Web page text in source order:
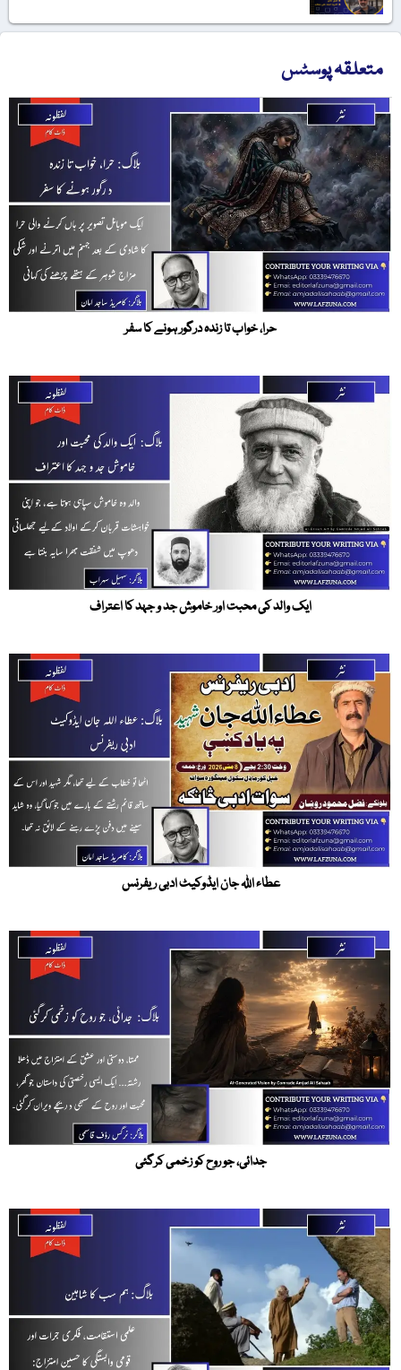
متعلقہ پوسٹس
حرا، خواب تا زندہ درگور ہونے کا سفر
ایک والد کی محبت اور خاموش جد و جہد کا اعتراف
عطاء اللہ جان ایڈوکیٹ ادبی ریفرنس
جدائی، جو روح کو زخمی کرگئی